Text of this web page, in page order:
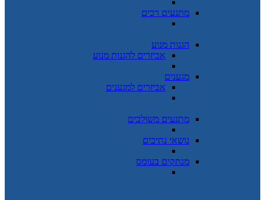
מתנעים רכים
הגנות מנוע
אביזרים להגנות מנוע
מגענים
אביזרים למגענים
מתנעים משולבים
נושאי נתיכים
מנתקים בעומס